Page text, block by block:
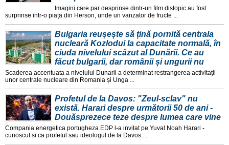
Imagini care par desprinse dintr-un film distopic au fost
surprinse intr-o piața din Herson, unde un vanzator de fructe ...
Bulgaria reușește să țină pornită centrala
nucleară Kozlodui la capacitate normală, în
ciuda nivelului scăzut al Dunării. Ce au
făcut bulgarii, dar românii și ungurii nu
Scaderea accentuata a nivelului Dunarii a determinat restrangerea activitații
unor centrale nucleare din Romania și Unga ...
Profetul de la Davos: "Zeul-sclav" nu
există. Harari despre următorii 50 de ani -
Douăsprezece teze despre lumea care vine
Compania energetica portugheza EDP l-a invitat pe Yuval Noah Harari -
cunoscut si ca profetul sau ideologul de la Davos ...